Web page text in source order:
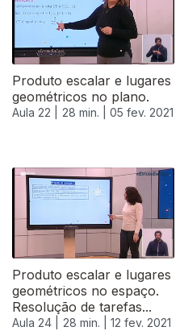
Produto escalar e lugares
geométricos no plano.
Aula 22 | 28 min. | 05 fev. 2021
Produto escalar e lugares
geométricos no espaço.
Resolução de tarefas...
Aula 24 | 28 min. | 12 fev. 2021